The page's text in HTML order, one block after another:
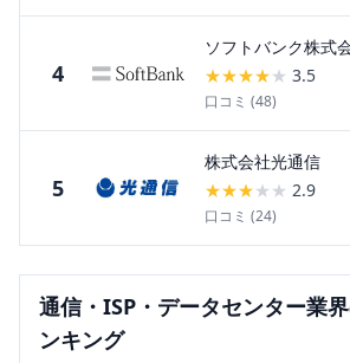
4
ソフトバンク株式
★★★★★ 3.5
口コミ (48)
5
株式会社光通信
★★★★ ★ 2.9
口コミ (24)
通信・ISP・データセンター業
ンキング